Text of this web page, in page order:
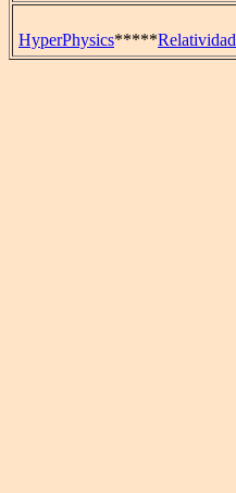
HyperPhysics*****Relatividad